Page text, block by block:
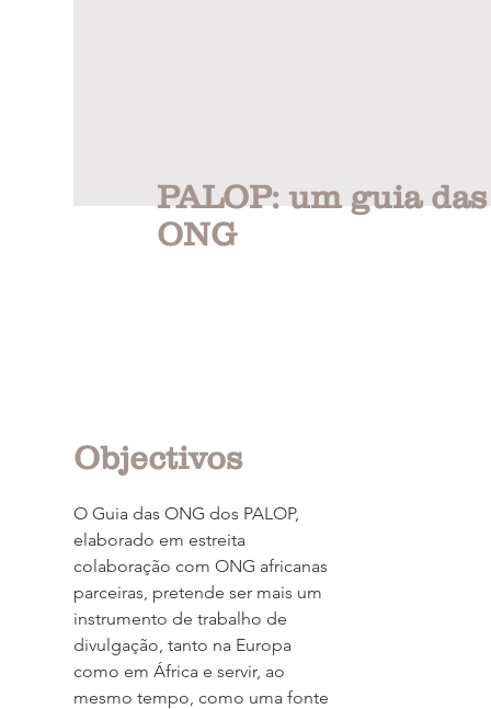
PALOP: um guia das
ONG
Objectivos
O Guia das ONG dos PALOP,
elaborado em estreita
colaboração com ONG africanas
parceiras, pretende ser mais um
instrumento de trabalho de
divulgação, tanto na Europa
como em África e servir, ao
mesmo tempo, como uma fonte